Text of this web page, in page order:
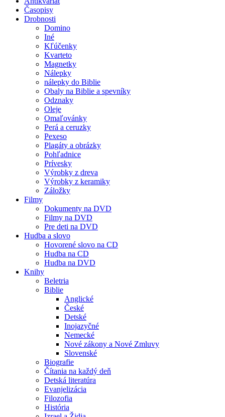
Časopisy
Drobnosti
Domino
Iné
Kľúčenky
Kvarteto
Magnetky
Nálepky
nálepky do Biblie
Obaly na Biblie a spevníky
Odznaky
Oleje
Omaľovánky
Perá a ceruzky
Pexeso
Plagáty a obrázky
Pohľadnice
Prívesky
Výrobky z dreva
Výrobky z keramiky
Záložky
Filmy
Dokumenty na DVD
Filmy na DVD
Pre deti na DVD
Hudba a slovo
Hovorené slovo na CD
Hudba na CD
Hudba na DVD
Knihy
Beletria
Biblie
Anglické
České
Detské
Inojazyčné
Nemecké
Nové zákony a Nové Zmluvy
Slovenské
Biografie
Čítania na každý deň
Detská literatúra
Evanjelizácia
Filozofia
História